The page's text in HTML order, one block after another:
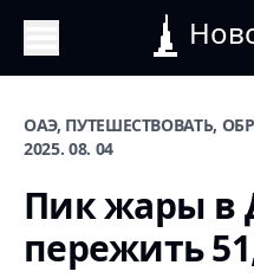
ОАЭ, ПУТЕШЕСТВОВАТЬ,
2025. 08. 04
Пик жары в
пережить